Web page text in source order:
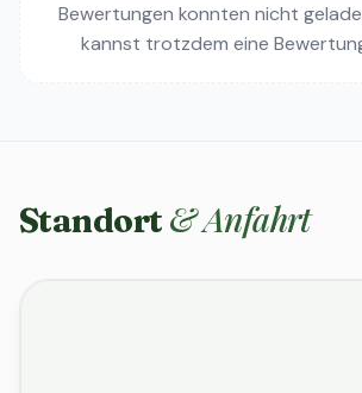
Bewertungen konnten nicht
kannst trotzdem eine
Standort & Anfahrt